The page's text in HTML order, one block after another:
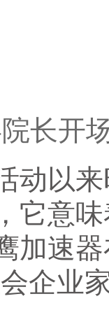
长开
动以
它意
加速
企业